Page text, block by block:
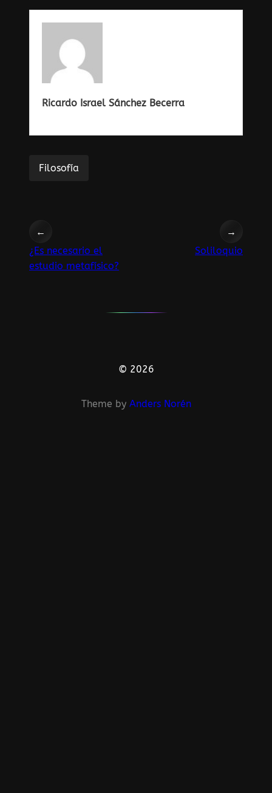
Ricardo Israel Sánchez Becerra
Filosofía
←
¿Es necesario el
estudio metafísico?
Soliloquio
→
© 2026
Theme by Anders Norén